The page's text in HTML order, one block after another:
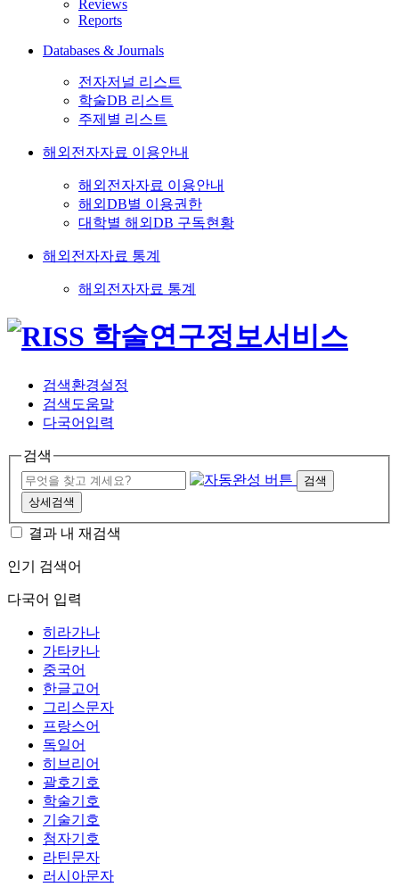
Reviews
Reports
Databases & Journals
전자저널 리스트
학술DB 리스트
주제별 리스트
해외전자자료 이용안내
해외전자자료 이용안내
해외DB별 이용권한
대학별 해외DB 구독현황
해외전자자료 통계
해외전자자료 통계
검색환경설정
검색도움말
다국어입력
검색
검색
상세검색
결과 내 재검색
인기 검색어
다국어 입력
히라가나
가타카나
중국어
한글고어
그리스문자
프랑스어
독일어
히브리어
괄호기호
학술기호
기술기호
첨자기호
라틴문자
러시아문자